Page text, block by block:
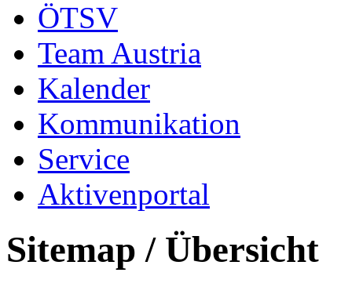
ÖTSV
Team Austria
Kalender
Kommunikation
Service
Aktivenportal
Sitemap / Übersicht